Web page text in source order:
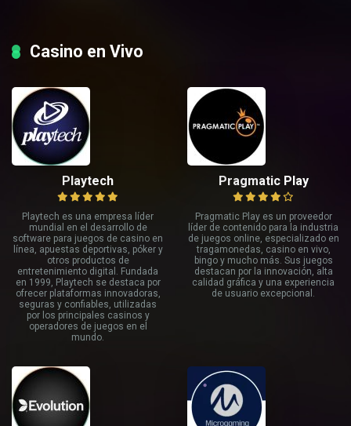
Casino en Vivo
Playtech
Playtech es una empresa líder
mundial en el desarrollo de
software para juegos de casino en
línea, apuestas deportivas, póker y
otros productos de
entretenimiento digital. Fundada
en 1999, Playtech se destaca por
ofrecer plataformas innovadoras,
seguras y confiables, utilizadas
por los principales casinos y
operadores de juegos en el
mundo.
Pragmatic Play
Pragmatic Play es un proveedor
líder de contenido para la industria
de juegos online, especializado en
tragamonedas, casino en vivo,
bingo y mucho más. Sus juegos
destacan por la innovación, alta
calidad gráfica y una experiencia
de usuario excepcional.